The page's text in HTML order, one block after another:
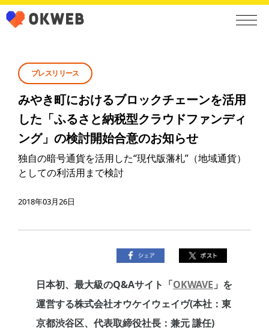
プレスリリース
みやき町におけるブロックチェーンを活用
した「ふるさと納税型クラウドファンディ
ング」の検討開始合意のお知らせ
独自の暗号通貨を活用した“現代版藩札”（地域通貨）
としての利活用まで検討
2018年03月26日
日本初、最大級のQ&Aサイト「OKWAVE 」を
運営する株式会社オウケイウェイヴ(本社：東
京都渋谷区、代表取締役社長：兼元 謙任)